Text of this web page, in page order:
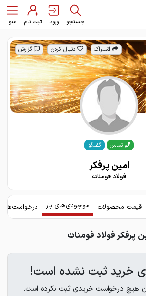
جستجو ورود ثبت نام منو
اشتراک دنبال کردن گزارش
تماس گفتگو
امین پرفکر
فولاد فومنات
قیمت محصولات موجودی‌های بار
پرفکر فولاد فومنات
خرید ثبت نشده است!
هیچ درخواست خریدی ثبت نکرده است.